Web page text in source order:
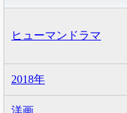
ヒューマンドラマ
2018年
洋画